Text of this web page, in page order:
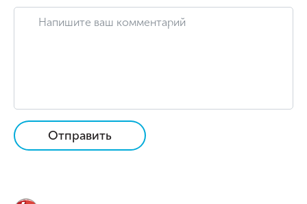
Отправить